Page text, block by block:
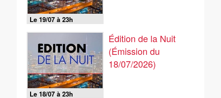
Le 19/07 à 23h
Le 18/07 à 23h
Édition de la Nuit
(Émission du
18/07/2026)